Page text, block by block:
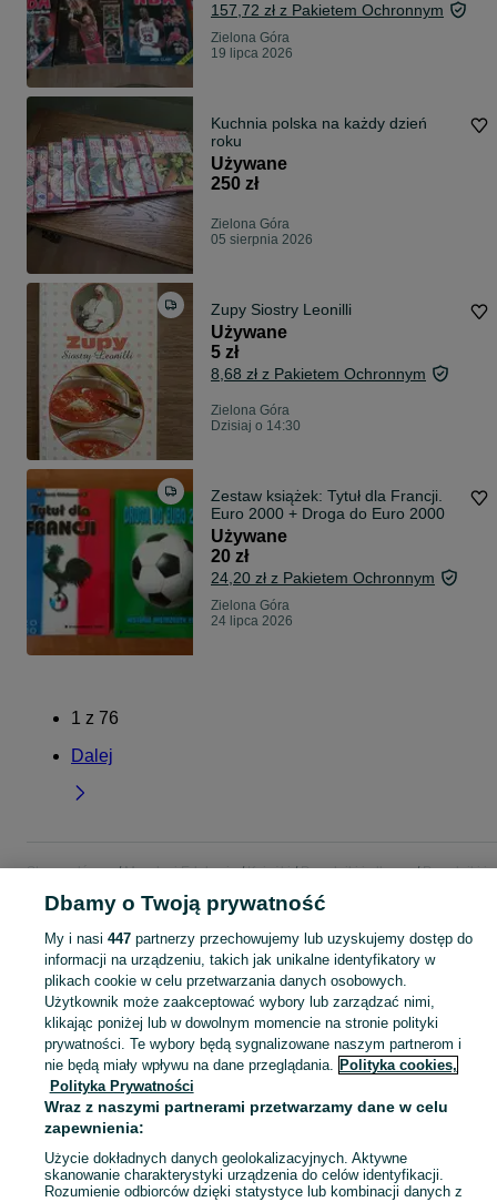
157,72 zł z Pakietem Ochronnym
Zielona Góra
19 lipca 2026
Kuchnia polska na każdy dzień
roku
Używane
250 zł
Zielona Góra
05 sierpnia 2026
Zupy Siostry Leonilli
Używane
5 zł
8,68 zł z Pakietem Ochronnym
Zielona Góra
Dzisiaj o 14:30
Zestaw książek: Tytuł dla Francji.
Euro 2000 + Droga do Euro 2000
Używane
20 zł
24,20 zł z Pakietem Ochronnym
Zielona Góra
24 lipca 2026
1 z 76
Dalej
Strona główna Muzyka i Edukacja Książki Poradniki i albumy
Poradniki i
albumy - Lubuskie
Poradniki i albumy - Zielona Góra
KATEGORIA
Sprzedaż poradników i albumów Zielona Góra ▶️ kulinaria, sztuka, fotografia i inne ✅ Nowe i używane w super cenach ✌ Kupuj i sprzedawaj na OLX.pl! Zobacz
Mapa kategorii
Mapa miejscowości
Mapa ministron
Popularne wyszukiwania
Dbamy o Twoją prywatność
My i nasi 447partnerzy przechowujemy lub uzyskujemy dostęp do
informacji na urządzeniu, takich jak unikalne identyfikatory w
plikach cookie w celu przetwarzania danych osobowych.
Użytkownik może zaakceptować wybory lub zarządzać nimi,
klikając poniżej lub w dowolnym momencie na stronie polityki
prywatności. Te wybory będą sygnalizowane naszym partnerom i
nie będą miały wpływu na dane przeglądania. Polityka cookies,
Polityka Prywatności
Wraz z naszymi partnerami przetwarzamy dane w celu
zapewnienia:
Użycie dokładnych danych geolokalizacyjnych. Aktywne
skanowanie charakterystyki urządzenia do celów identyfikacji.
Rozumienie odbiorców dzięki statystyce lub kombinacji danych z